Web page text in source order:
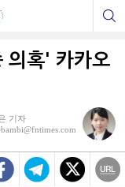
의혹' 카카오
기자